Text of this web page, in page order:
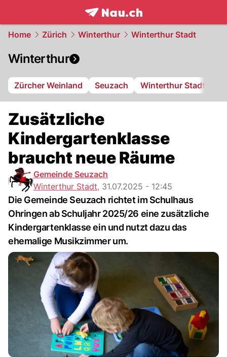
frontpage.NAU.ch
Home Zürich Winterthur Winterthur Stadt
Winterthur
Zürcher Weinland Seuzach Winterthur Stadt
Zusätzliche
Kindergartenklasse
braucht neue Räume
Gemeinde Seuzach
Winterthur Stadt, 31.07.2025 - 12:45
Die Gemeinde Seuzach richtet im Schulhaus
Ohringen ab Schuljahr 2025/26 eine zusätzliche
Kindergartenklasse ein und nutzt dazu das
ehemalige Musikzimmer um.